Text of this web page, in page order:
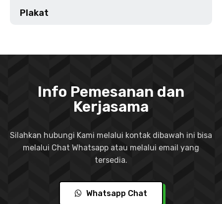
Plakat
Info Pemesanan dan
Kerjasama
Silahkan hubungi Kami melalui kontak dibawah ini bisa
melalui Chat Whatsapp atau melalui email yang
tersedia.
Whatsapp Chat